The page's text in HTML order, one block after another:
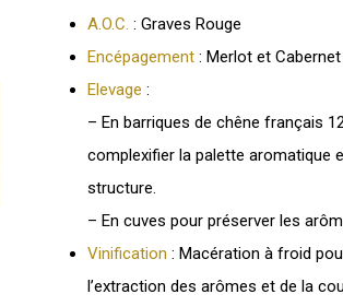
A.O.C. : Graves Rouge
Encépagement : Merlot et
Elevage :
–En barriques de chêne français
complexifier la palette aromatique
structure.
–En cuves pour préserver les
Vinification : Macération à froid
l’extraction des arômes et de la